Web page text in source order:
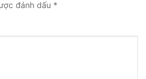
S300
SYSTEM
đánh dấu *